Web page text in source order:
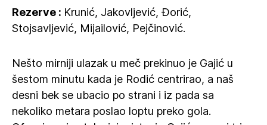
Rezerve : Krunić, Jakovljević, Đorić,
Stojsavljević, Mijailović, Pejčinović.
Nešto mirniji ulazak u meč prekinuo je Gajić u
šestom minutu kada je Rodić centrirao, a naš
desni bek se ubacio po strani i iz pada sa
nekoliko metara poslao loptu preko gola.